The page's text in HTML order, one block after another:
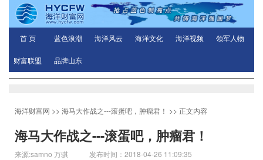
首 页 蓝色浪潮 海洋风云 海洋文化 海洋视频 领军人物
财富联盟 品牌山东
海洋财富网 >> 海马大作战之---滚蛋吧，肿瘤君！ >> 正文内容
海马大作战之---滚蛋吧，肿瘤君！
来源:samno 万骐 发布时间：2018-04-26 11:09:35